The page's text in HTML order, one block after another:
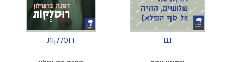
גם רוסלקות